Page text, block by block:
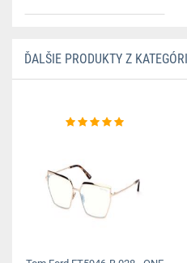
ĎALŠIE PRODUKTY Z